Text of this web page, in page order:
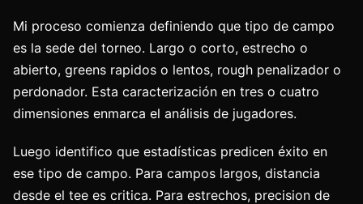
Mi proceso comienza definiendo que tipo de campo
es la sede del torneo. Largo o corto, estrecho o
abierto, greens rapidos o lentos, rough penalizador o
perdonador. Esta caracterización en tres o cuatro
dimensiones enmarca el análisis de jugadores.
Luego identifico que estadísticas predicen éxito en
ese tipo de campo. Para campos largos, distancia
desde el tee es critica. Para estrechos, precision de